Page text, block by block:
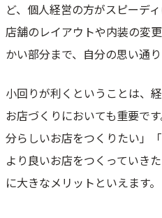
ど、個人経営の方がスピーデ
店舗のレイアウトや内装の変
かい部分まで、自分の思い通り
小回りが利くということは、
お店づくりにおいても重要で
分らしいお店をつくりたい」
より良いお店をつくっていき
に大きなメリットといえます。